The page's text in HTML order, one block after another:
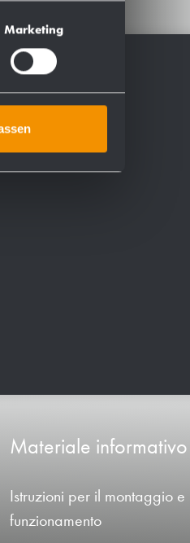
Marketing
Materiale informativo
Istruzioni per il montaggio e
funzionamento